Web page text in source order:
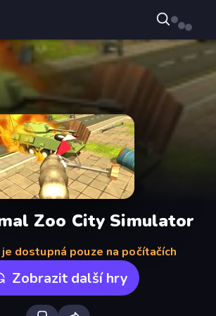
Zoo City Simulator
dostupná pouze na počítačích
Zobrazit další hry